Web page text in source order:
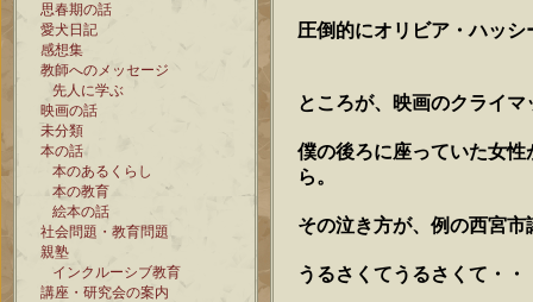
思春期の話
愛犬日記
感想集
教師へのメッセージ
先人に学ぶ
映画の話
未分類
本の話
本のあるくらし
本の教育
絵本の話
社会問題・教育問題
親塾
インクルーシブ教育
講座・研究会の案内
圧倒的にオリビア・ハッ
ところが、映画のクライ
僕の後ろに座っていた女
ら。
その泣き方が、例の西宮
うるさくてうるさくて・・